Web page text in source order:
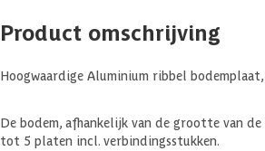
Product omschrijving
Hoogwaardige Aluminium ribbel
De bodem, afhankelijk van de grootte van
tot 5 platen incl. verbindingsstukken.